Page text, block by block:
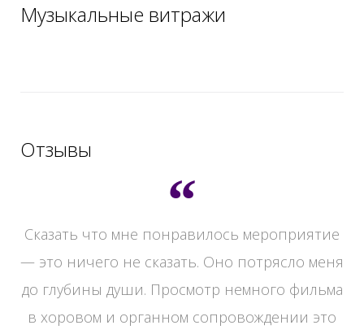
Музыкальные витражи
Отзывы
Сказать что мне понравилось мероприятие
— это ничего не сказать. Оно потрясло меня
до глубины души. Просмотр немного фильма
в хоровом и органном сопровождении это